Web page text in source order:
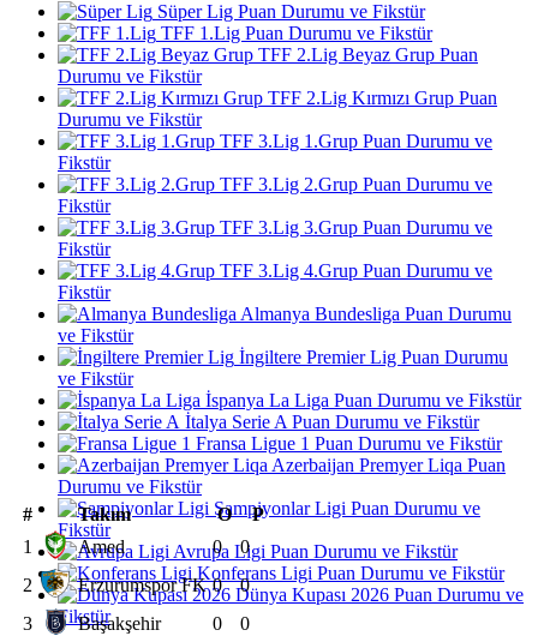
Süper Lig Puan Durumu ve Fikstür
TFF 1.Lig Puan Durumu ve Fikstür
TFF 2.Lig Beyaz Grup Puan
Durumu ve Fikstür
TFF 2.Lig Kırmızı Grup Puan
Durumu ve Fikstür
TFF 3.Lig 1.Grup Puan Durumu ve
Fikstür
TFF 3.Lig 2.Grup Puan Durumu ve
Fikstür
TFF 3.Lig 3.Grup Puan Durumu ve
Fikstür
TFF 3.Lig 4.Grup Puan Durumu ve
Fikstür
Almanya Bundesliga Puan Durumu
ve Fikstür
İngiltere Premier Lig Puan Durumu
ve Fikstür
İspanya La Liga Puan Durumu ve Fikstür
İtalya Serie A Puan Durumu ve Fikstür
Fransa Ligue 1 Puan Durumu ve Fikstür
Azerbaijan Premyer Liqa Puan
Durumu ve Fikstür
Şampiyonlar Ligi Puan Durumu ve
Fikstür
Avrupa Ligi Puan Durumu ve Fikstür
Konferans Ligi Puan Durumu ve Fikstür
Dünya Kupası 2026 Puan Durumu ve
Fikstür
# Takım O
P
1
Amed 0
0
2
Erzurumspor FK 0
0
3
Başakşehir 0
0